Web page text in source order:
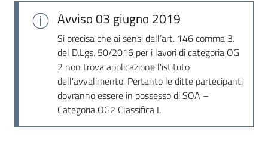
Avviso03 giugno 2019
Si precisa che ai sensi dell’art. 146 comma 3.
del D.Lgs. 50/2016 per i lavori di categoria OG
2 non trova applicazione l'istituto
dell'avvalimento. Pertanto le ditte partecipanti
dovranno essere in possesso di SOA –
Categoria OG2 Classifica I.